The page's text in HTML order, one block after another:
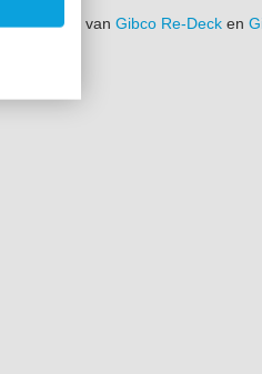
de randen van Gibco Re-Deck en